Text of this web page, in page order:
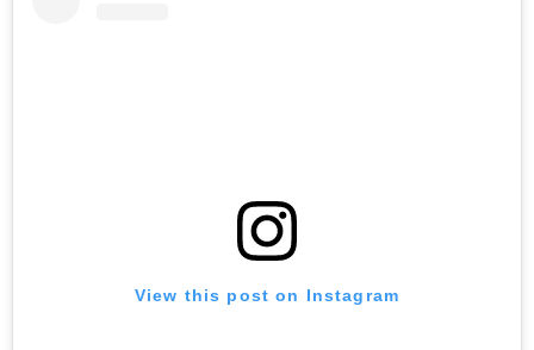
View this post on Instagram